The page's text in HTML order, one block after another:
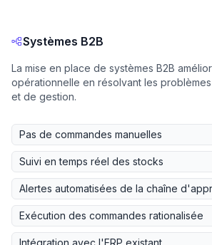
Systèmes B2B
La mise en place de systèmes B2B
opérationnelle en résolvant les
et de gestion.
Pas de commandes manuelles
Suivi en temps réel des stocks
Alertes automatisées de la chaîne
Exécution des commandes rationalisée